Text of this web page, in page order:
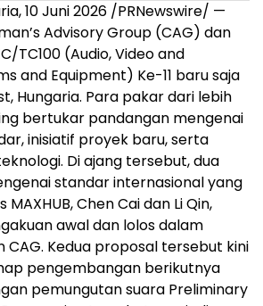
10 Juni 2026 /PRNewswire/ —
Advisory Group (CAG) dan
TC100 (Audio, Video and
and Equipment) Ke-11 baru saja
Hungaria. Para pakar dari lebih
bertukar pandangan mengenai
inisiatif proyek baru, serta
Di ajang tersebut, dua
standar internasional yang
Chen Cai dan Li Qin,
awal dan lolos dalam
CAG. Kedua proposal tersebut kini
pengembangan berikutnya
pemungutan suara Preliminary